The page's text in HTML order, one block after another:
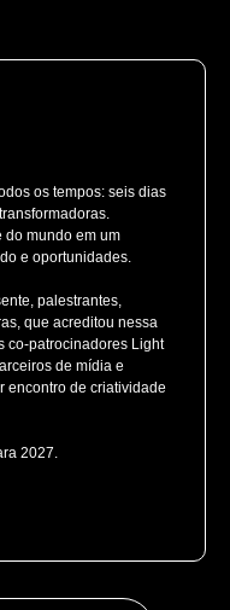
os tempos: seis dias
do mundo em um
e oportunidades.
palestrantes,
que acreditou nessa
co-patrocinadores Light
de mídia e
encontro de criatividade
2027.